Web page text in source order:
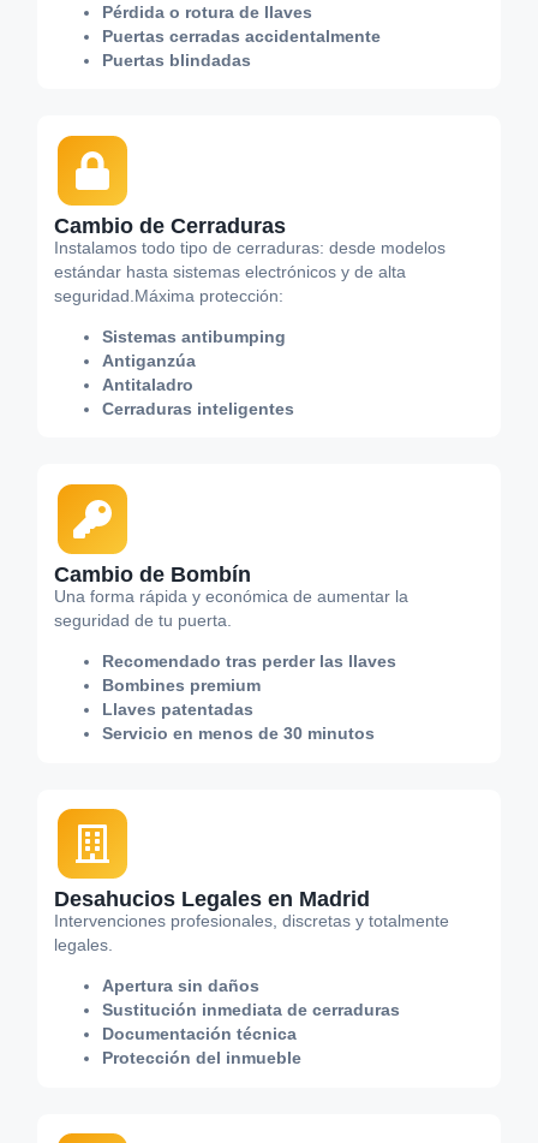
Pérdida o rotura de llaves
Puertas cerradas accidentalmente
Puertas blindadas
Cambio de Cerraduras
Instalamos todo tipo de cerraduras: desde modelos
estándar hasta sistemas electrónicos y de alta
seguridad.Máxima protección:
Sistemas antibumping
Antiganzúa
Antitaladro
Cerraduras inteligentes
Cambio de Bombín
Una forma rápida y económica de aumentar la
seguridad de tu puerta.
Recomendado tras perder las llaves
Bombines premium
Llaves patentadas
Servicio en menos de 30 minutos
Desahucios Legales en Madrid
Intervenciones profesionales, discretas y totalmente
legales.
Apertura sin daños
Sustitución inmediata de cerraduras
Documentación técnica
Protección del inmueble